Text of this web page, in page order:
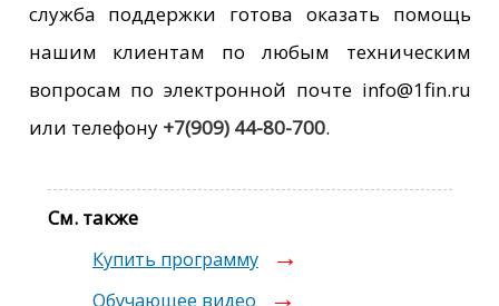
служба поддержки готова оказать помощь
нашим клиентам по любым техническим
вопросам по электронной почте info@1fin.ru
или телефону +7(909) 44-80-700.
См. также
Купить программу
Обучающее видео